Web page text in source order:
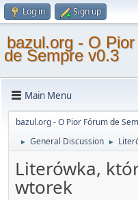
Log in Sign up
bazul.org - O
de Sempre v0.3
Main Menu
bazul.org - O Pior Fórum de
► General Discussion ►
Literówka,
wtorek